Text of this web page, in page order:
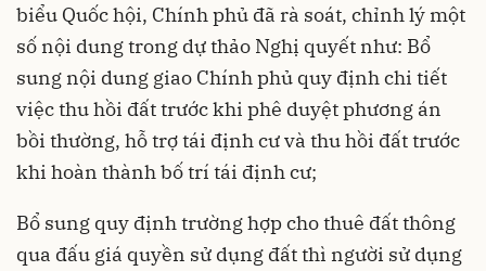
biểu Quốc hội, Chính phủ đã rà soát, chỉnh lý một
số nội dung trong dự thảo Nghị quyết như: Bổ
sung nội dung giao Chính phủ quy định chi tiết
việc thu hồi đất trước khi phê duyệt phương án
bồi thường, hỗ trợ tái định cư và thu hồi đất trước
khi hoàn thành bố trí tái định cư;
Bổ sung quy định trường hợp cho thuê đất thông
qua đấu giá quyền sử dụng đất thì người sử dụng